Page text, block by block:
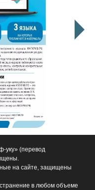
уку» (перевод
на сайте, защищены
в любом объеме